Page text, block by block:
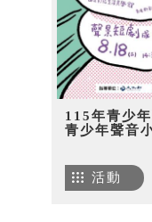
115年青少
青少年聲音
活動